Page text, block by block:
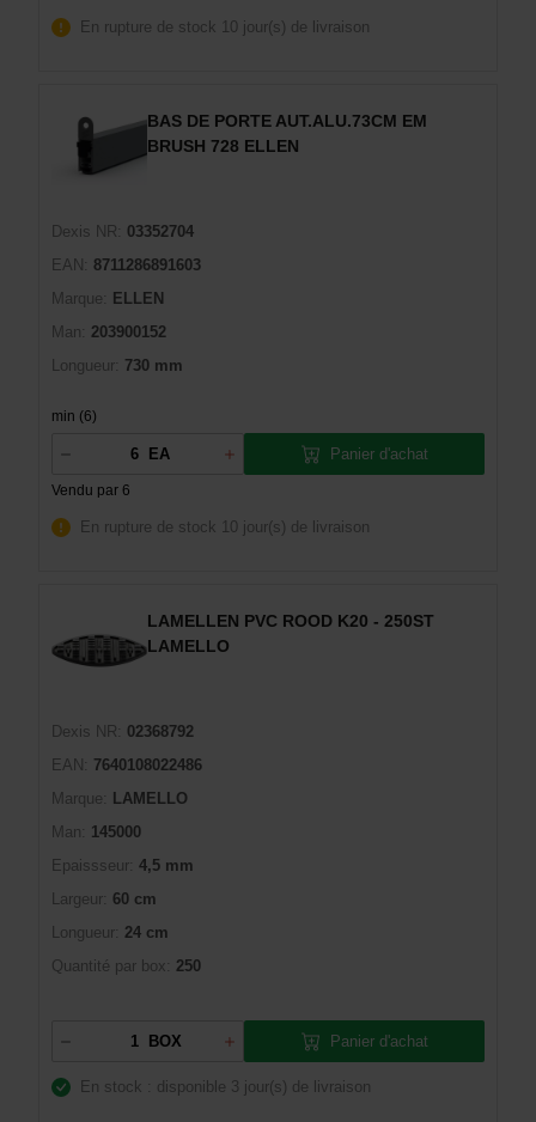
En rupture de stock 10 jour(s) de livraison
BAS DE PORTE AUT.ALU.73CM EM
BRUSH 728 ELLEN
Dexis NR:
03352704
EAN:
8711286891603
Marque:
ELLEN
Man: 203900152
Longueur: 730 mm
min (6)
EA
Vendu par 6
Panier d'achat
En rupture de stock 10 jour(s) de livraison
LAMELLEN PVC ROOD K20 - 250ST
LAMELLO
Dexis NR:
02368792
EAN:
7640108022486
Marque:
LAMELLO
Man:
145000
Epaissseur: 4,5 mm
Largeur: 60 cm
Longueur: 24 cm
Quantité par box: 250
BOX Panier d'achat
En stock : disponible 3 jour(s) de livraison